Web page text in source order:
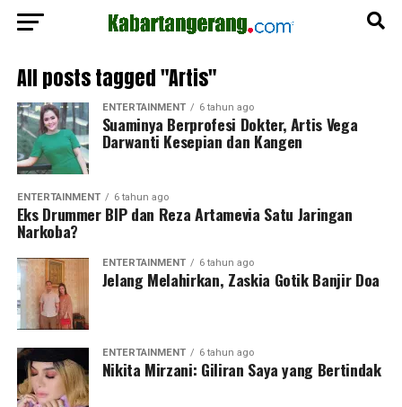
All posts tagged "Artis"
ENTERTAINMENT 6 tahun ago
Suaminya Berprofesi Dokter, Artis Vega
Darwanti Kesepian dan Kangen
ENTERTAINMENT 6 tahun ago
Eks Drummer BIP dan Reza Artamevia Satu Jaringan
Narkoba?
ENTERTAINMENT 6 tahun ago
Jelang Melahirkan, Zaskia Gotik Banjir Doa
ENTERTAINMENT 6 tahun ago
Nikita Mirzani: Giliran Saya yang Bertindak